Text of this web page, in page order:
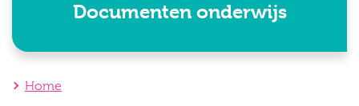
Documenten onderwijs
Home